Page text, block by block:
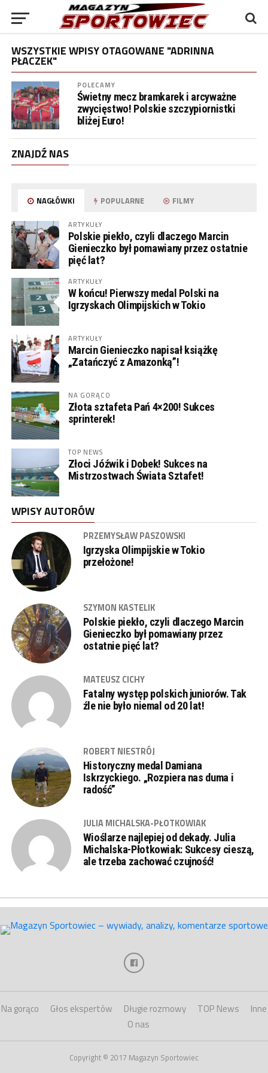
WSZYSTKIE WPISY OTAGOWANE "ADRINNA
PŁACZEK"
POLECAMY
Świetny mecz bramkarek i arcyważne
zwycięstwo! Polskie szczypiornistki
bliżej Euro!
ZNAJDŹ NAS
NAGŁÓWKI POPULARNE FILMY
ARTYKUŁY
Polskie piekło, czyli dlaczego Marcin
Gienieczko był pomawiany przez ostatnie
pięć lat?
ARTYKUŁY
W końcu! Pierwszy medal Polski na
Igrzyskach Olimpijskich w Tokio
ARTYKUŁY
Marcin Gienieczko napisał książkę
„Zatańczyć z Amazonką”!
NA GORĄCO
Złota sztafeta Pań 4×200! Sukces
sprinterek!
TOP NEWS
Złoci Jóźwik i Dobek! Sukces na
Mistrzostwach Świata Sztafet!
WPISY AUTORÓW
PRZEMYSŁAW PASZOWSKI
Igrzyska Olimpijskie w Tokio
przełożone!
SZYMON KASTELIK
Polskie piekło, czyli dlaczego Marcin
Gienieczko był pomawiany przez
ostatnie pięć lat?
MATEUSZ CICHY
Fatalny występ polskich juniorów. Tak
źle nie było niemal od 20 lat!
ROBERT NIESTRÓJ
Historyczny medal Damiana
Iskrzyckiego. „Rozpiera nas duma i
radość”
JULIA MICHALSKA-PŁOTKOWIAK
Wioślarze najlepiej od dekady. Julia
Michalska-Płotkowiak: Sukcesy cieszą,
ale trzeba zachować czujność!
Na gorąco Głos ekspertów Długie rozmowy TOP News
Inne
O nas
Copyright © 2017 Magazyn Sportowiec